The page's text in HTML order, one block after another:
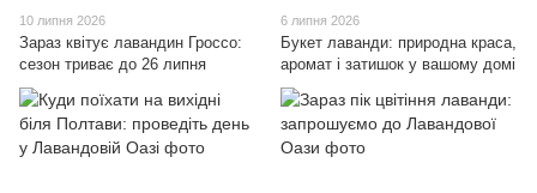
10 липня 2026
Зараз квітує лавандин Гроссо:
сезон триває до 26 липня
6 липня 2026
Букет лаванди: природна краса,
аромат і затишок у вашому домі